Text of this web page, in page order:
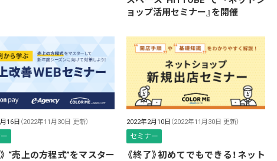
ョップ活用セミナー』を開催
16日 （2022年11月30日 更新）
》 “売上の方程式”をマスター
2022年2月10日 （2022年11月30日 更新）
セミナー
《終了》初めてでもできる！ネット